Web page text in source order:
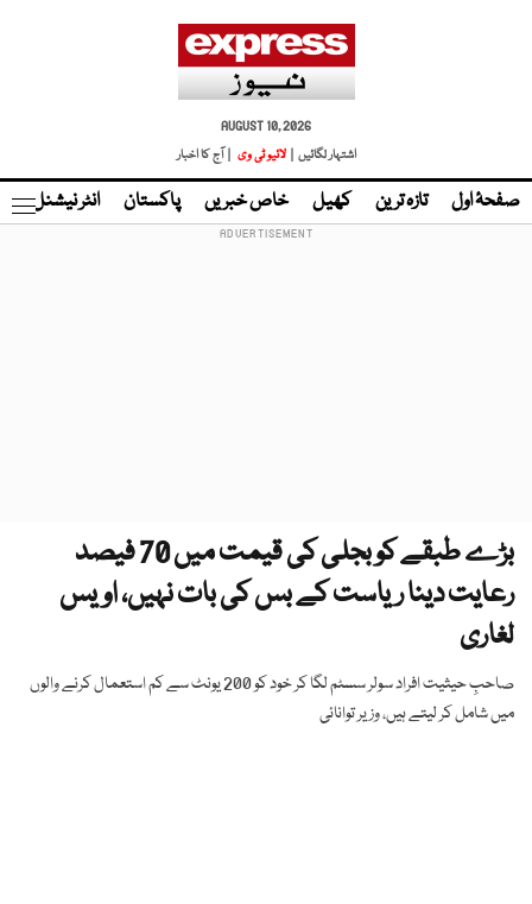
AUGUST 10, 2026
اشتہار لگائیں |
لائیو ٹی وی | آج کا اخبار
صفحۂ اول تازہ ترین کھیل خاص خبریں پاکستان انٹر نیشنل
بڑے طبقے کو بجلی کی قیمت میں 70 فیصد
رعایت دینا ریاست کے بس کی بات نہیں، اویس
لغاری
صاحبِ حیثیت افراد سولر سسٹم لگا کر خود کو 200 یونٹ سے کم استعمال کرنے والوں
میں شامل کر لیتے ہیں، وزیر توانائی